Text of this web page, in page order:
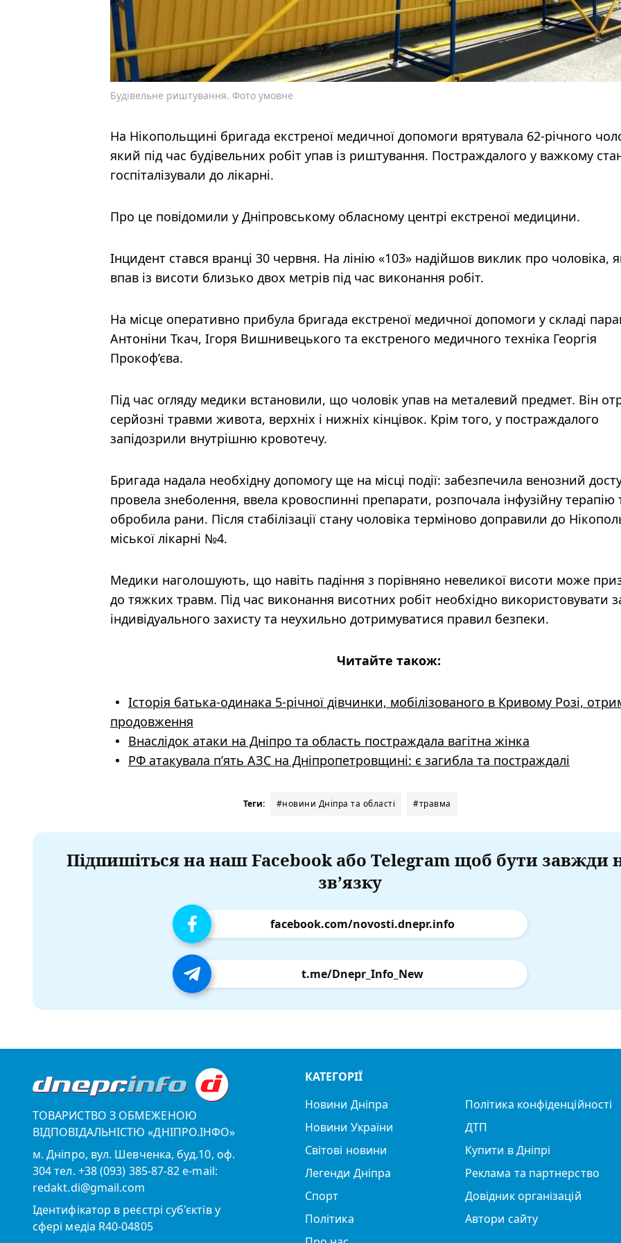
Будівельне риштування. Фото умовне
На Нікопольщині бригада екстреної медичної допомоги врятувала 62-річного
який під час будівельних робіт упав із риштування. Постраждалого у важкому
госпіталізували до лікарні.
Про це повідомили у Дніпровському обласному центрі екстреної медицини.
Інцидент стався вранці 30 червня. На лінію «103» надійшов виклик про чоловіка,
впав із висоти близько двох метрів під час виконання робіт.
На місце оперативно прибула бригада екстреної медичної допомоги у складі
Антоніни Ткач, Ігоря Вишнивецького та екстреного медичного техніка Георгія
Прокоф’єва.
Під час огляду медики встановили, що чоловік упав на металевий предмет. Він
серйозні травми живота, верхніх і нижніх кінцівок. Крім того, у постраждалого
запідозрили внутрішню кровотечу.
Бригада надала необхідну допомогу ще на місці події: забезпечила венозний
провела знеболення, ввела кровоспинні препарати, розпочала інфузійну терапію
обробила рани. Після стабілізації стану чоловіка терміново доправили до
міської лікарні №4.
Медики наголошують, що навіть падіння з порівняно невеликої висоти може
до тяжких травм. Під час виконання висотних робіт необхідно використовувати
індивідуального захисту та неухильно дотримуватися правил безпеки.
Читайте також:
Історія батька-одинака 5-річної дівчинки, мобілізованого в Кривому Розі,
продовження
Внаслідок атаки на Дніпро та область постраждала вагітна жінка
РФ атакувала пʼять АЗС на Дніпропетровщині: є загибла та постраждалі
Теги: #новини Дніпра та області #травма
Підпишіться на наш Facebook або Telegram щоб бути завжди
зв’язку
facebook.com/novosti.dnepr.info
t.me/Dnepr_Info_New
ТОВАРИСТВО З ОБМЕЖЕНОЮ
ВІДПОВІДАЛЬНІСТЮ «ДНІПРО.ІНФО»
м. Дніпро, вул. Шевченка, буд.10, оф.
304 тел. +38 (093) 385-87-82 e-mail:
redakt.di@gmail.com
Ідентифікатор в реєстрі суб'єктів у
сфері медіа R40-04805
КАТЕГОРІЇ
Новини Дніпра
Новини України
Світові новини
Легенди Дніпра
Спорт
Політика
Політика конфіденційності
ДТП
Купити в Дніпрі
Реклама та партнерство
Довідник організацій
Автори сайту